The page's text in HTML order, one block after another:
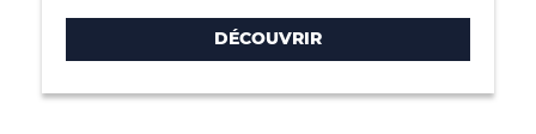
DÉCOUVRIR